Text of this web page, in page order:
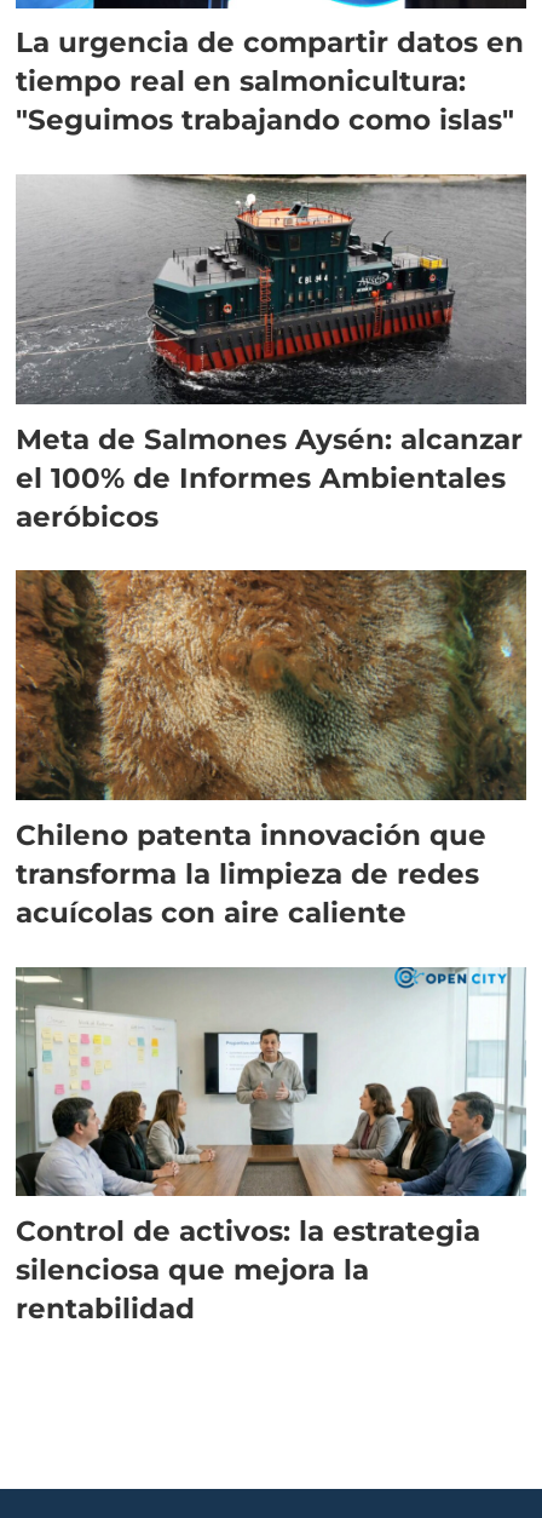
La urgencia de compartir datos en
tiempo real en salmonicultura:
"Seguimos trabajando como islas"
Meta de Salmones Aysén: alcanzar
el 100% de Informes Ambientales
aeróbicos
Chileno patenta innovación que
transforma la limpieza de redes
acuícolas con aire caliente
Control de activos: la estrategia
silenciosa que mejora la
rentabilidad